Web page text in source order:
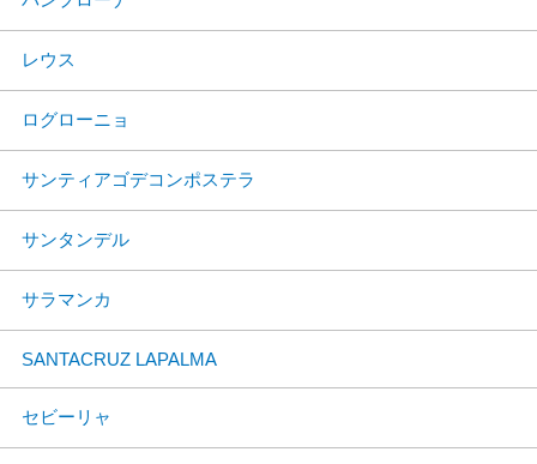
レウス
ログローニョ
サンティアゴデコンポステラ
サンタンデル
サラマンカ
SANTACRUZ LAPALMA
セビーリャ